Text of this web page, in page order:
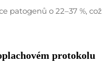
patogenů o 22–37 %, což
protokolu